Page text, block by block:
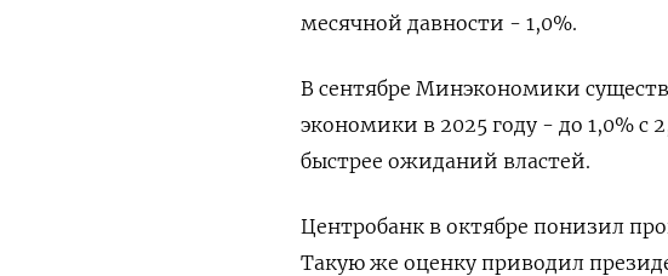
‌месячной давности - 1,0%.
В сентябре ‍Минэкономики
экономики ‌в 2025 году - до 1,0% ​с
быстрее ожиданий властей.
Центробанк в октябре ⁠понизил
Такую же оценку приводил